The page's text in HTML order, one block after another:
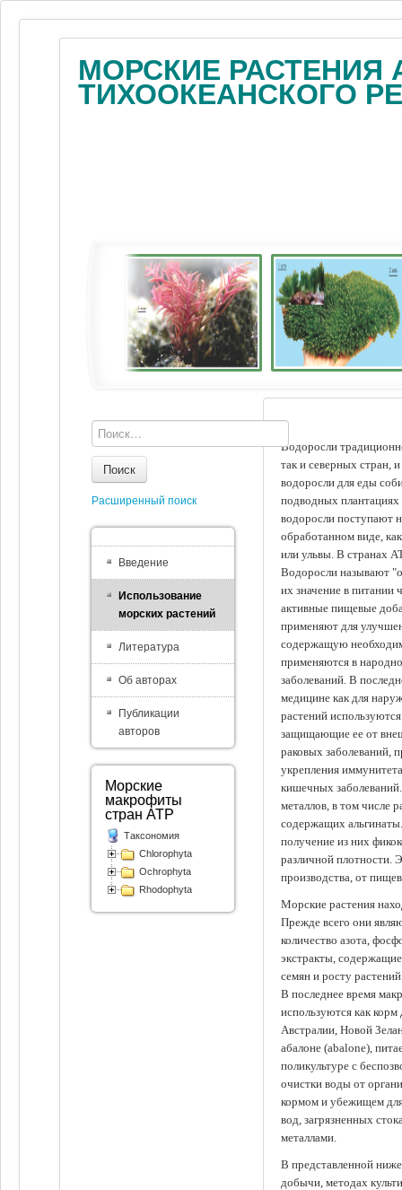
МОРСКИЕ РАСТЕНИЯ
ТИХООКЕАНСКОГО
Водоросли
так и северных стран,
водоросли для еды
подводных
водоросли поступают
обработанном виде,
или ульвы. В странах
Водоросли называют
их значение в питании
активные пищевые
применяют для
содержащую
применяются в
заболеваний. В
медицине как для
растений
защищающие ее от
раковых заболеваний,
укрепления
кишечных
металлов, в том числе
содержащих
получение из них
различной плотности.
производства, от
Морские растения
Прежде всего они
количество азота,
экстракты,
семян и росту
В последнее время
используются как
Австралии, Новой
абалоне (abalone),
поликультуре с
очистки воды от
кормом и убежищем
вод, загрязненных
металлами.
В представленной
добычи, методах
Поиск
Расширенный поиск
Введение
Использование
морских растений
Литература
Об авторах
Публикации
авторов
Морские
макрофиты
стран АТР
Таксономия
Chlorophyta
Ochrophyta
Rhodophyta